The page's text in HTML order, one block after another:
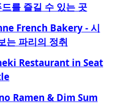
를 즐길 수 있는 곳
French Bakery - 시
는 파리의 정취
Restaurant in Seat
Ramen & Dim Sum